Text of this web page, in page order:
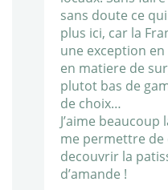
sans doute ce
plus ici, car la
une exception
en matiere de
plutot bas de
de choix…
J’aime
me permettre de
decouvrir la
d’amande !